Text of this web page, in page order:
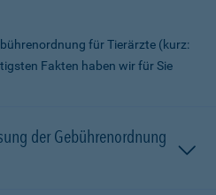
für Tierärzte (kurz:
Fakten haben wir für Sie
der Gebührenordnung